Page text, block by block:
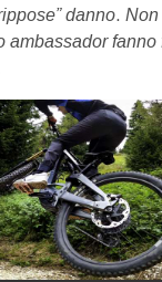
danno. Non
ambassador fanno